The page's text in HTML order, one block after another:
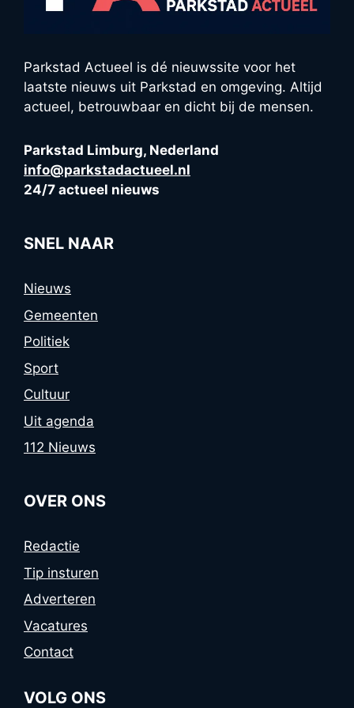
Parkstad Actueel is dé nieuwssite voor het
laatste nieuws uit Parkstad en omgeving. Altijd
actueel, betrouwbaar en dicht bij de mensen.
Parkstad Limburg, Nederland
info@parkstadactueel.nl
24/7 actueel nieuws
SNEL NAAR
Nieuws
Gemeenten
Politiek
Sport
Cultuur
Uit agenda
112 Nieuws
OVER ONS
Redactie
Tip insturen
Adverteren
Vacatures
Contact
VOLG ONS